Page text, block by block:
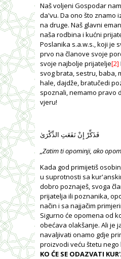
Naš voljeni Gospodar
da'vu. Da ono što znamo
na druge. Naš glavni
naša rodbina i kućni
Poslanika s.a.w.s., koji je
prvo na članove svoje
svoje najbolje prijatelje[2]
svog brata, sestru, baba,
hale, dajdže, bratučedi
spoznali, nemamo pravo
vjeru!
فَذَكِّرْ إِنْ نَفَعَتِ الذِّكْرَىٰ
„Zatim ti opominji, ako
Kada god primijetiš
u suprotnosti sa
dobro poznaješ, svoga
prijatelja ili poznanika,
način i sa najjačim
Sigurno će opomena od
obećava olakšanje. Ali je
navaljivati onamo gdje
proizvodi veću štetu nego
KO ĆE SE ODAZVATI